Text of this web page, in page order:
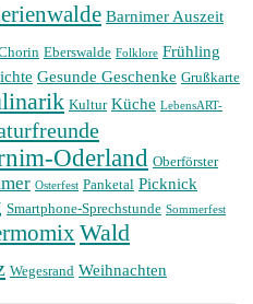
Barnimer Auszeit
Eberswalde Folklore Frühling
Gesunde Geschenke Grußkarte
Kultur Küche LebensART-
Oderland Oberförster
Osterfest Panketal Picknick
Smartphone-Sprechstunde Sommerfest
Wald
Wegesrand Weihnachten